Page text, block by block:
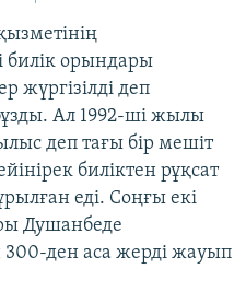
билік орындары
жүргізілді деп
Ал 1992-ші жылы
деп тағы бір мешіт
биліктен рұқсат
еді. Соңғы екі
Душанбеде
ден аса жерді жауып